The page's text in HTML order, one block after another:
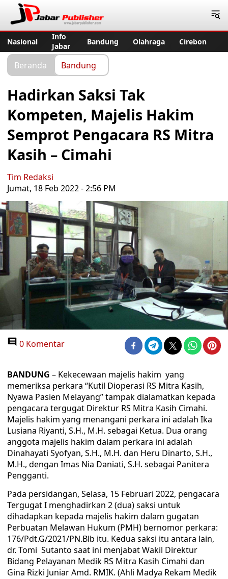
Nasional
Info
Jabar
Bandung Olahraga Cirebon
Beranda Bandung
Hadirkan Saksi Tak
Kompeten, Majelis Hakim
Semprot Pengacara RS Mitra
Kasih – Cimahi
Tim Redaksi
Jumat, 18 Feb 2022 - 2:56 PM
0 Komentar
BANDUNG – Kekecewaan majelis hakim yang
memeriksa perkara “Kutil Dioperasi RS Mitra Kasih,
Nyawa Pasien Melayang” tampak dialamatkan kepada
pengacara tergugat Direktur RS Mitra Kasih Cimahi.
Majelis hakim yang menangani perkara ini adalah Ika
Lusiana Riyanti, S.H., M.H. sebagai Ketua. Dua orang
anggota majelis hakim dalam perkara ini adalah
Dinahayati Syofyan, S.H., M.H. dan Heru Dinarto, S.H.,
M.H., dengan Imas Nia Daniati, S.H. sebagai Panitera
Pengganti.
Pada persidangan, Selasa, 15 Februari 2022, pengacara
Tergugat I menghadirkan 2 (dua) saksi untuk
dihadapkan kepada majelis hakim dalam gugatan
Perbuatan Melawan Hukum (PMH) bernomor perkara:
176/Pdt.G/2021/PN.Blb itu. Kedua saksi itu antara lain,
dr. Tomi Sutanto saat ini menjabat Wakil Direktur
Bidang Pelayanan Medik RS Mitra Kasih Cimahi dan
Gina Rizki Juniar Amd. RMIK. (Ahli Madya Rekam Medik